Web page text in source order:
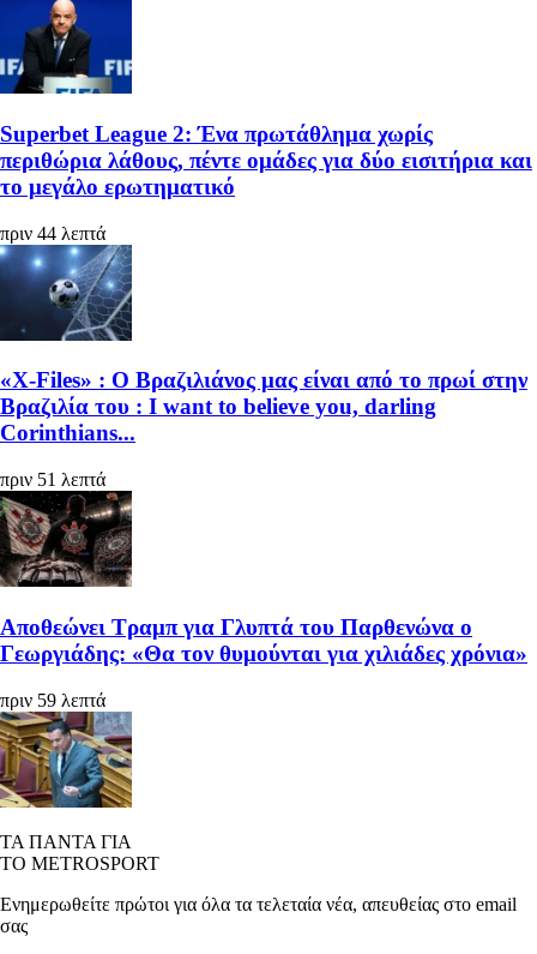
Superbet League 2: Ένα πρωτάθλημα χωρίς
περιθώρια λάθους, πέντε ομάδες για δύο εισιτήρια και
το μεγάλο ερωτηματικό
πριν 44 λεπτά
«X-Files» : Ο Βραζιλιάνος μας είναι από το πρωί στην
Βραζιλία του : I want to believe you, darling
Corinthians...
πριν 51 λεπτά
Αποθεώνει Τραμπ για Γλυπτά του Παρθενώνα ο
Γεωργιάδης: «Θα τον θυμούνται για χιλιάδες χρόνια»
πριν 59 λεπτά
ΤΑ ΠΑΝΤΑ ΓΙΑ
ΤΟ METROSPORT
Ενημερωθείτε πρώτοι για όλα τα τελεταία νέα, απευθείας στο email
σας